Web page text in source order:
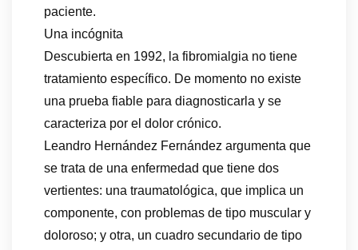
paciente.
Una incógnita
Descubierta en 1992, la fibromialgia no tiene
tratamiento específico. De momento no existe
una prueba fiable para diagnosticarla y se
caracteriza por el dolor crónico.
Leandro Hernández Fernández argumenta que
se trata de una enfermedad que tiene dos
vertientes: una traumatológica, que implica un
componente, con problemas de tipo muscular y
doloroso; y otra, un cuadro secundario de tipo